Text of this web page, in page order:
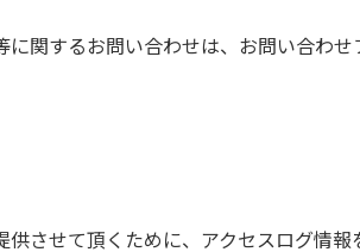
関するお問い合わせは、お問い合わせ
させて頂くために、アクセスログ情